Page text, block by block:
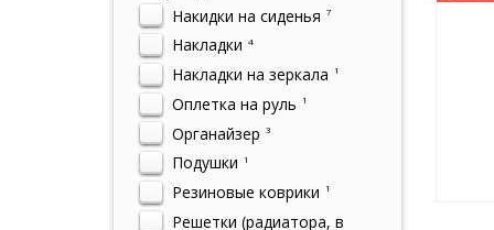
Накидки на сиденья 7
Накладки 4
Накладки на зеркала 1
Оплетка на руль 1
Органайзер 3
Подушки 1
Резиновые коврики 1
Решетки (радиатора, в